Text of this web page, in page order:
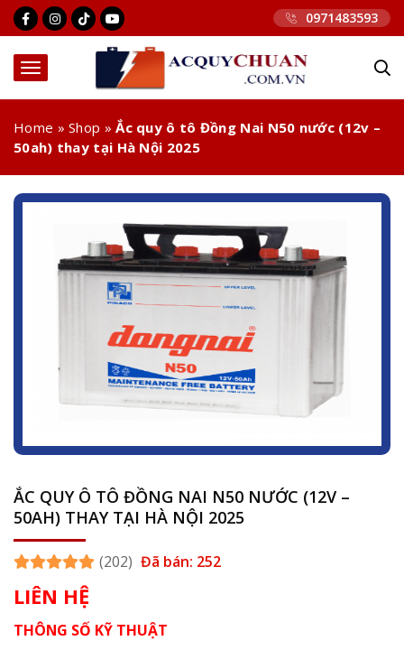
0971483593
Home »Shop »Ắc quy ô tô Đồng Nai N50 nước (12v –
50ah) thay tại Hà Nội 2025
ẮC QUY Ô TÔ ĐỒNG NAI N50 NƯỚC (12V –
50AH) THAY TẠI HÀ NỘI 2025
(202) Đã bán: 252
LIÊN HỆ
THÔNG SỐ KỸ THUẬT